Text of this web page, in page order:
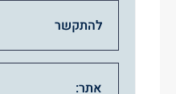
להתקשר
אתר: